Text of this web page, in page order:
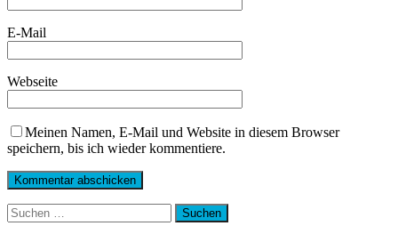
E-Mail
Webseite
Meinen Namen, E-Mail und Website in diesem Browser
speichern, bis ich wieder kommentiere.
Suchen
nach: